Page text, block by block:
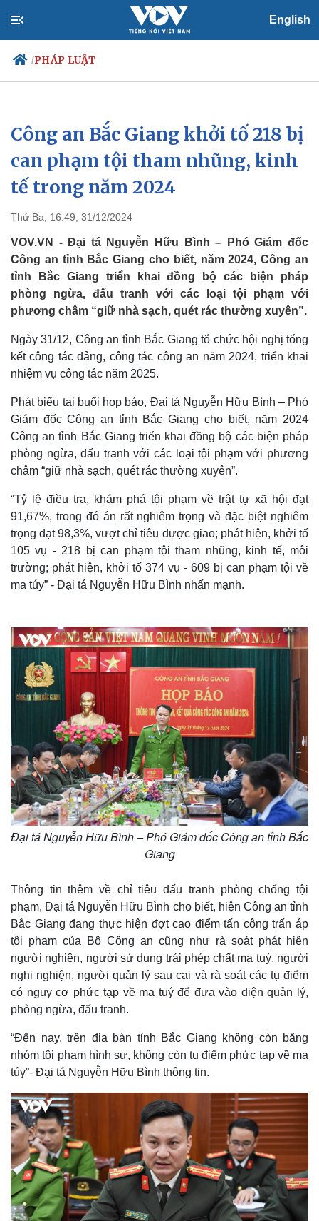
English
/PHÁP LUẬT
Chính trị
Tổ chức nhân sự
Quốc hội
Nhận diện sự thật
Xã hội
Tin 24h
Dự báo thời tiết
Thế giới
Quan sát
Cuộc sống đó đây
Hồ sơ
Multimedia
Video
Ảnh
E-Magazine
Công an Bắc Giang khởi tố 218 bị
can phạm tội tham nhũng, kinh
tế trong năm 2024
Thứ Ba, 16:49, 31/12/2024
VOV.VN - Đại tá Nguyễn Hữu Bình – Phó Giám đốc
Công an tỉnh Bắc Giang cho biết, năm 2024, Công an
tỉnh Bắc Giang triển khai đồng bộ các biện pháp
phòng ngừa, đấu tranh với các loại tội phạm với
phương châm “giữ nhà sạch, quét rác thường xuyên”.
Ngày 31/12, Công an tỉnh Bắc Giang tổ chức hội nghị tổng
kết công tác đảng, công tác công an năm 2024, triển khai
nhiệm vụ công tác năm 2025.
Phát biểu tại buổi họp báo, Đại tá Nguyễn Hữu Bình – Phó
Giám đốc Công an tỉnh Bắc Giang cho biết, năm 2024
Công an tỉnh Bắc Giang triển khai đồng bộ các biện pháp
phòng ngừa, đấu tranh với các loại tội phạm với phương
châm “giữ nhà sạch, quét rác thường xuyên”.
“Tỷ lệ điều tra, khám phá tội phạm về trật tự xã hội đạt
91,67%, trong đó án rất nghiêm trọng và đặc biệt nghiêm
trọng đạt 98,3%, vượt chỉ tiêu được giao; phát hiện, khởi tố
105 vụ - 218 bị can phạm tội tham nhũng, kinh tế, môi
trường; phát hiện, khởi tố 374 vụ - 609 bị can phạm tội về
ma túy” - Đại tá Nguyễn Hữu Bình nhấn mạnh.
Đại tá Nguyễn Hữu Bình – Phó Giám đốc Công an tỉnh Bắc
Giang
Thông tin thêm về chỉ tiêu đấu tranh phòng chống tội
phạm, Đại tá Nguyễn Hữu Bình cho biết, hiện Công an tỉnh
Bắc Giang đang thực hiện đợt cao điểm tấn công trấn áp
tội phạm của Bộ Công an cũng như rà soát phát hiện
người nghiện, người sử dụng trái phép chất ma tuý, người
nghi nghiện, người quản lý sau cai và rà soát các tụ điểm
có nguy cơ phức tạp về ma tuý để đưa vào diện quản lý,
phòng ngừa, đấu tranh.
“Đến nay, trên địa bàn tỉnh Bắc Giang không còn băng
nhóm tội phạm hình sự, không còn tụ điểm phức tạp về ma
túy”- Đại tá Nguyễn Hữu Bình thông tin.